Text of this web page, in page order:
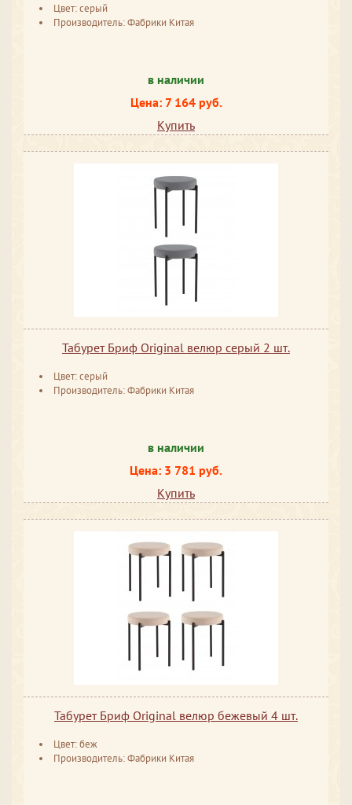
Цвет: серый
Производитель: Фабрики Китая
в наличии
Цена: 7 164 руб.
Купить
Табурет Бриф Original велюр серый 2 шт.
Цвет: серый
Производитель: Фабрики Китая
в наличии
Цена: 3 781 руб.
Купить
Табурет Бриф Original велюр бежевый 4 шт.
Цвет: беж
Производитель: Фабрики Китая